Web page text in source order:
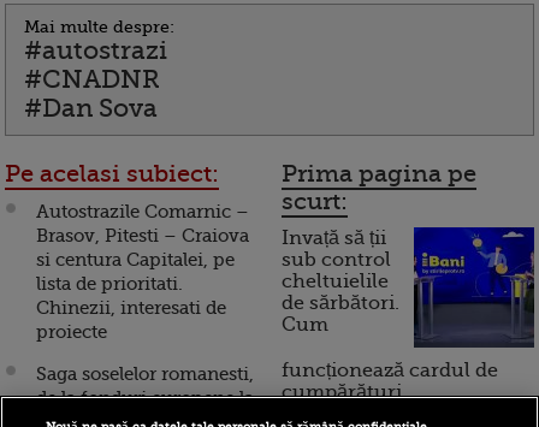
Mai multe despre:
#autostrazi
#CNADNR
#Dan Sova
Pe acelasi subiect:
Autostrazile Comarnic –
Brasov, Pitesti – Craiova
si centura Capitalei, pe
lista de prioritati.
Chinezii, interesati de
proiecte
Saga soselelor romanesti,
de la fonduri europene la
concesiuni. Cand vom
Prima pagina pe
scurt:
Invață să ții
sub control
cheltuielile
de sărbători.
Cum
funcționează cardul de
cumpărături